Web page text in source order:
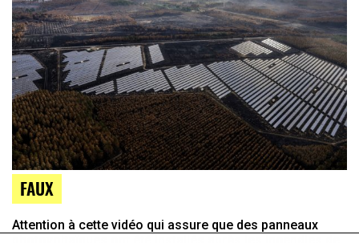
FAUX
Attention à cette vidéo qui assure que des panneaux